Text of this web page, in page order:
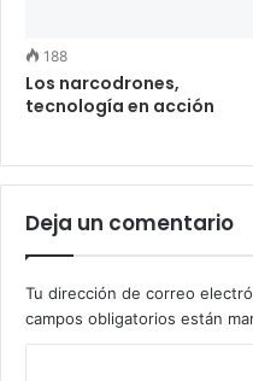
188
Los narcodrones,
tecnología en acción
Deja un comentario
Tu dirección de correo
campos obligatorios están